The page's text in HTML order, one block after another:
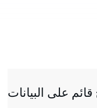
قائم على البيانات